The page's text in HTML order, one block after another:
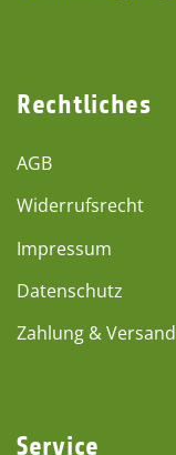
Rechtliches
AGB
Widerrufsrecht
Impressum
Datenschutz
Zahlung & Versand
Service